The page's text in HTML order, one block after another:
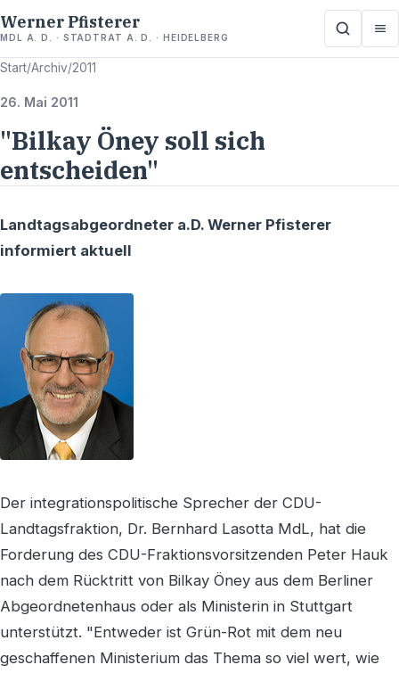
Werner Pfisterer
MDL A. D. · STADTRAT A. D. · HEIDELBERG
Start/Archiv/2011
26. Mai 2011
"Bilkay Öney soll sich
entscheiden"
Landtagsabgeordneter a.D. Werner Pfisterer
informiert aktuell
Der integrationspolitische Sprecher der CDU-
Landtagsfraktion, Dr. Bernhard Lasotta MdL, hat die
Forderung des CDU-Fraktionsvorsitzenden Peter Hauk
nach dem Rücktritt von Bilkay Öney aus dem Berliner
Abgeordnetenhaus oder als Ministerin in Stuttgart
unterstützt. "Entweder ist Grün-Rot mit dem neu
geschaffenen Ministerium das Thema so viel wert, wie